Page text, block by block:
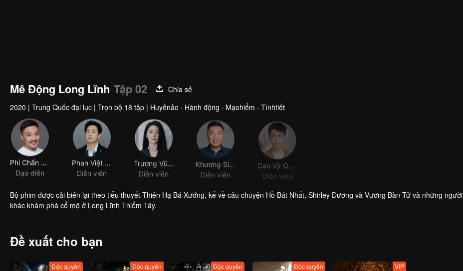
Mê Động Long Lĩnh Tập 02
Chia sẻ
2020 | Trung Quốc đại lục | Trọn bộ 18 tập | Huyềnảo · Hành động · Mạohiểm · Tìnhtiết
Phí Chấn Tường
Đạo diễn
Diễn viên
Diễn viên
Diễn viên
Diễn viên
Bộ phim được cải biên lại theo tiểu thuyết Thiên Hạ Bá Xướng, kể về câu chuyện Hồ Bát Nhất, Shirley Dương và Vương Bàn Tử và những người
khác khám phá cổ mộ ở Long Lĩnh Thiểm Tây.
Đề xuất cho bạn
Độc quyền Độc quyền Độc quyền Độc quyền VIP